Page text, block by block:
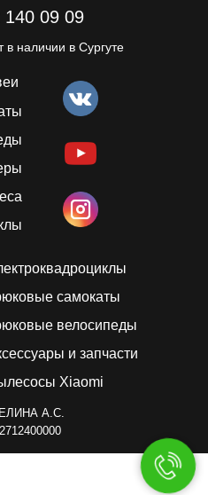
самокаты
велосипеды
и запчасти
Xiaomi
140 09 09
в наличии в Сургуте
А.C.